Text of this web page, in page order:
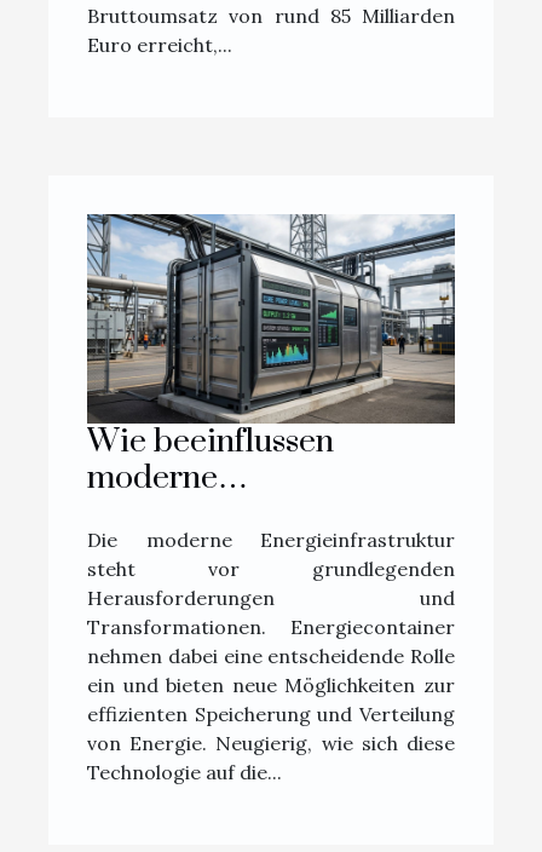
Bruttoumsatz von rund 85 Milliarden
Euro erreicht,...
Wie beeinflussen
moderne
Energieinfrastruktur?
Die moderne Energieinfrastruktur
steht vor grundlegenden
Herausforderungen und
Transformationen. Energiecontainer
nehmen dabei eine entscheidende Rolle
ein und bieten neue Möglichkeiten zur
effizienten Speicherung und Verteilung
von Energie. Neugierig, wie sich diese
Technologie auf die...